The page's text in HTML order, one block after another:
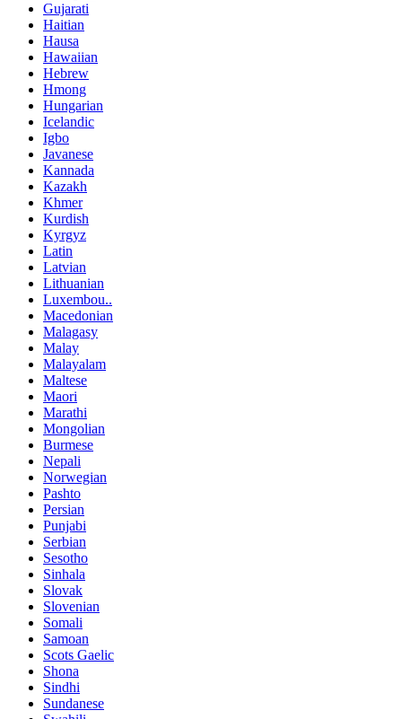
Gujarati
Haitian
Hausa
Hawaiian
Hebrew
Hmong
Hungarian
Icelandic
Igbo
Javanese
Kannada
Kazakh
Khmer
Kurdish
Kyrgyz
Latin
Latvian
Lithuanian
Luxembou..
Macedonian
Malagasy
Malay
Malayalam
Maltese
Maori
Marathi
Mongolian
Burmese
Nepali
Norwegian
Pashto
Persian
Punjabi
Serbian
Sesotho
Sinhala
Slovak
Slovenian
Somali
Samoan
Scots Gaelic
Shona
Sindhi
Sundanese